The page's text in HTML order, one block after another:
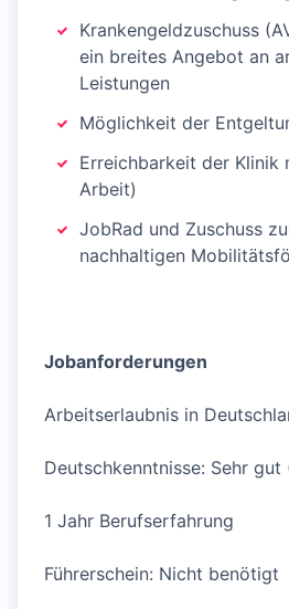
Krankengeldzuschuss
ein breites Angebot an
Leistungen
Möglichkeit der
Erreichbarkeit der Klinik
Arbeit)
JobRad und Zuschuss
nachhaltigen
Jobanforderungen
Arbeitserlaubnis in
Deutschkenntnisse: Sehr gut
1 Jahr Berufserfahrung
Führerschein: Nicht benötigt